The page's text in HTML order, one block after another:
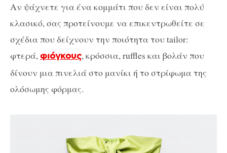
Αν ψάχνετε για ένα κομμάτι που δεν είναι πολύ
κλασικό, σας προτείνουμε να επικεντρωθείτε σε
σχέδια που δείχνουν την ποιότητα του tailor:
φτερά,φιόγκους, κρόσσια, ruffles και βολάν που
δίνουν μια πινελιά στο μανίκι ή το στρίφωμα της
ολόσωμης φόρμας.